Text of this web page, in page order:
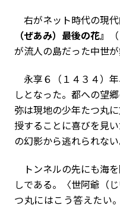
右がネット時代の現代
（ぜあみ）最後の花』
が流人の島だった中世が
永享６（１４３４）
しとなった。都への望
弥は現地の少年たつ丸
授することに喜びを見
の幻影から逃れられない
トンネルの先にも海
しである。〈世阿爺（
つ丸にはこう答えたい